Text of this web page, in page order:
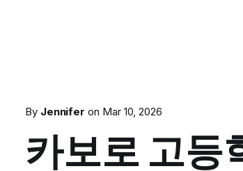
By Jennifer on Mar 10, 2026
카보로 고등